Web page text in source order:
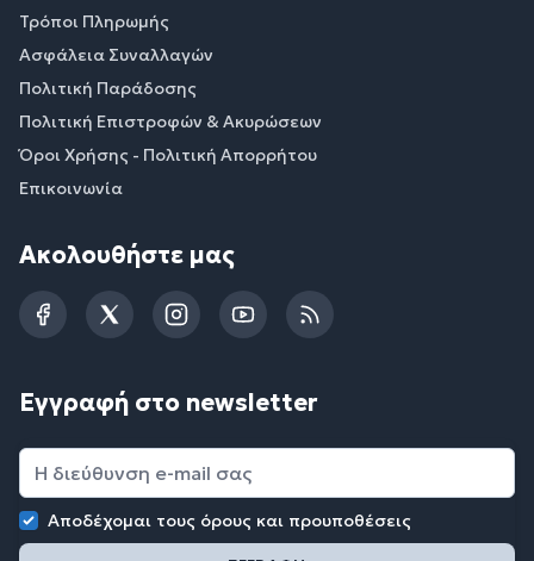
Τρόποι Πληρωμής
Ασφάλεια Συναλλαγών
Πολιτική Παράδοσης
Πολιτική Επιστροφών & Ακυρώσεων
Όροι Χρήσης - Πολιτική Απορρήτου
Επικοινωνία
Ακολουθήστε μας
FacebookTwitterInstagramYouTubeRSS
Εγγραφή στο newsletter
Αποδέχομαι τους όρους και προυποθέσεις